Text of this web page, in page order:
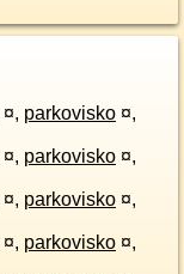
¤, parkovisko ¤,
¤, parkovisko ¤,
¤, parkovisko ¤,
¤, parkovisko ¤,